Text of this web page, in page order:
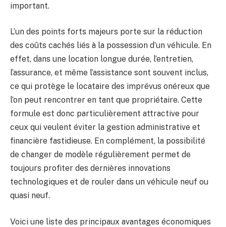
important.
L’un des points forts majeurs porte sur la réduction
des coûts cachés liés à la possession d’un véhicule. En
effet, dans une location longue durée, l’entretien,
l’assurance, et même l’assistance sont souvent inclus,
ce qui protège le locataire des imprévus onéreux que
l’on peut rencontrer en tant que propriétaire. Cette
formule est donc particulièrement attractive pour
ceux qui veulent éviter la gestion administrative et
financière fastidieuse. En complément, la possibilité
de changer de modèle régulièrement permet de
toujours profiter des dernières innovations
technologiques et de rouler dans un véhicule neuf ou
quasi neuf.
Voici une liste des principaux avantages économiques